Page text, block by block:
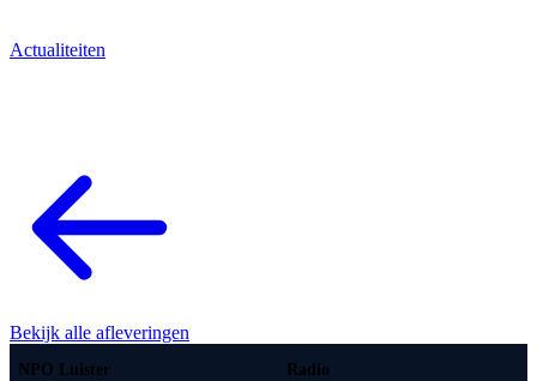
Actualiteiten
Bekijk alle afleveringen
NPO Luister Radio